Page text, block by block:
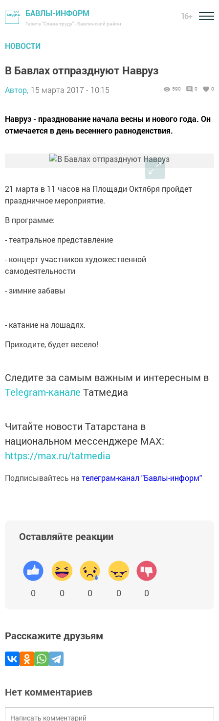
БАВЛЫ-ИНФОРМ
Газета "Слава труду" - Бавлинский район
16+
НОВОСТИ
В Бавлах отпразднуют Навруз
Автор, 15 марта 2017 - 10:15 590 0 0
Навруз - празднование начала весны и нового года. Он
отмечается в день весеннего равноденствия.
21 марта в 11 часов на Площади Октября пройдет
праздничное мероприятие.
В программе:
- театральное представление
- концерт участников художественной
самодеятельности
- зимние забавы
- катание на лошадях.
Приходите, будет весело!
Следите за самым важным и интересным в
Telegram-канале Татмедиа
Читайте новости Татарстана в
национальном мессенджере MАХ:
https://max.ru/tatmedia
Подписывайтесь на телеграм-канал "Бавлы-информ"
Оставляйте реакции
0 0 0 0 0
Расскажите друзьям
Нет комментариев